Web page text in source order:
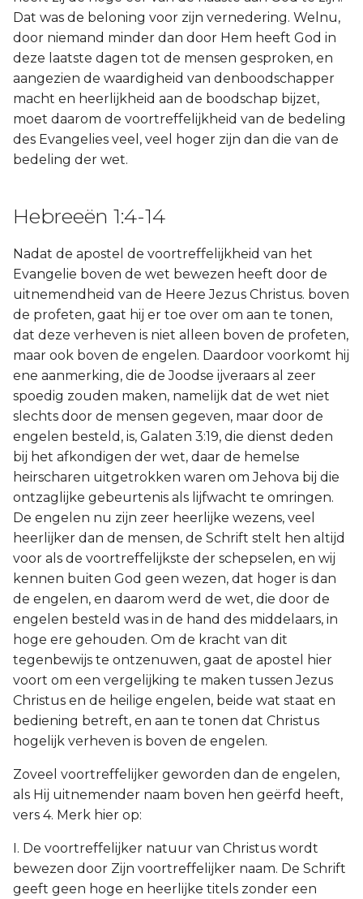
Dat was de beloning voor zijn vernedering. Welnu,
door niemand minder dan door Hem heeft God in
deze laatste dagen tot de mensen gesproken, en
aangezien de waardigheid van denboodschapper
macht en heerlijkheid aan de boodschap bijzet,
moet daarom de voortreffelijkheid van de bedeling
des Evangelies veel, veel hoger zijn dan die van de
bedeling der wet.
Hebreeën 1:4-14
Nadat de apostel de voortreffelijkheid van het
Evangelie boven de wet bewezen heeft door de
uitnemendheid van de Heere Jezus Christus. boven
de profeten, gaat hij er toe over om aan te tonen,
dat deze verheven is niet alleen boven de profeten,
maar ook boven de engelen. Daardoor voorkomt hij
ene aanmerking, die de Joodse ijveraars al zeer
spoedig zouden maken, namelijk dat de wet niet
slechts door de mensen gegeven, maar door de
engelen besteld, is, Galaten 3:19, die dienst deden
bij het afkondigen der wet, daar de hemelse
heirscharen uitgetrokken waren om Jehova bij die
ontzaglijke gebeurtenis als lijfwacht te omringen.
De engelen nu zijn zeer heerlijke wezens, veel
heerlijker dan de mensen, de Schrift stelt hen altijd
voor als de voortreffelijkste der schepselen, en wij
kennen buiten God geen wezen, dat hoger is dan
de engelen, en daarom werd de wet, die door de
engelen besteld was in de hand des middelaars, in
hoge ere gehouden. Om de kracht van dit
tegenbewijs te ontzenuwen, gaat de apostel hier
voort om een vergelijking te maken tussen Jezus
Christus en de heilige engelen, beide wat staat en
bediening betreft, en aan te tonen dat Christus
hogelijk verheven is boven de engelen.
Zoveel voortreffelijker geworden dan de engelen,
als Hij uitnemender naam boven hen geërfd heeft,
vers 4. Merk hier op:
I. De voortreffelijker natuur van Christus wordt
bewezen door Zijn voortreffelijker naam. De Schrift
geeft geen hoge en heerlijke titels zonder een